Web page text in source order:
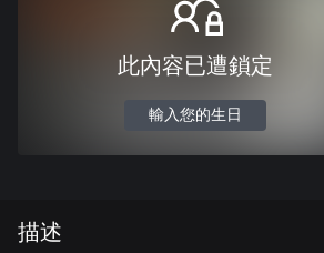
此內容已遭鎖定
輸入您的生日
描述